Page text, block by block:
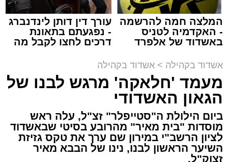
מתושבי אשדוד מהארוע המרכזי של 'מעגלים'.
ואכן, כפי שהובטח, לא היה מדובר במופע שגרתי,
אלא במעמד של טיש חסידי אותנטי, שהצליח
לסחוף אליו את ההמונים מעומק ימי החולין - אל
תוך האווירה השבתית של חצרות הקודש.
המלצה חמה להרשמה
- האקדמיה לטניס
באשדוד של אלפרד
עורך דין דותן לינדנברג
- נפגעתם בתאונת
דרכים לחצו לקבל מה
אשדוד בקהילה > אשדוד בקהילה
מעמד 'חלאקה' מרגש לבנו של
הגאון האשדודי
ביום הילולת ה"סטייפלר" זצ"ל, עלה ראש
מוסדות "בית מאיר" מהרובע בסיטי שבאשדוד
לציון הרשב"י במירון שם ערך את טקס גזיזת
השיער הראשון לבנו, נינו של הבבא מאיר
זצוק"ל.